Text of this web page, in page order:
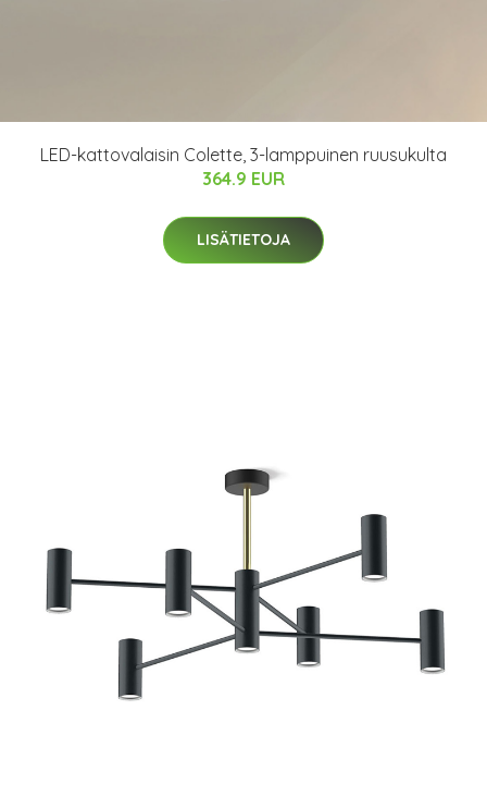
LED-kattovalaisin Colette, 3-lamppuinen ruusukulta
364.9 EUR
LISÄTIETOJA